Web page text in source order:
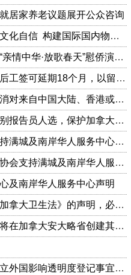
居家养老议题展开公众咨询
【共生传媒】恒瑞物流：坚定文化自信 构建国际国内物流大通道
【共生传媒】演出预告 | 2023“亲情中华·放歌春天”慰侨演出走进侨乡盐城阜宁、苏州吴江
【共生传媒】加拿大宣布毕业后工签可延期18个月，以留住高技能人才
【共生传媒】加拿大宣布将取消对来自中国大陆、香港或澳门地区航空旅客的COVID-19检测要求
【共生传媒】总理宣布独立特别报告员人选，保护加拿大民主机制的完整性
【共生传媒】唐人街圆桌会支持满城及南岸华人服务中心和李西西女士的公开声明
【共生传媒】魁北克华人进步协会支持满城及南岸华人服务中心和李西西女士的公开声明
及南岸华人服务中心声明
【共生传媒】卫生部长关于《加拿大卫生法》的声明，必要医疗服务不得向患者收费
【共生传媒】德国汽车制造商将在加拿大安大略省创建其海外首家电池制造厂
【共生传媒】加拿大政府就设立外国影响透明度登记事宜开展公众咨询